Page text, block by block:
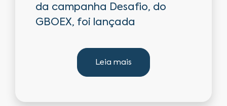
da campanha Desafio, do
GBOEX, foi lançada
Leia mais